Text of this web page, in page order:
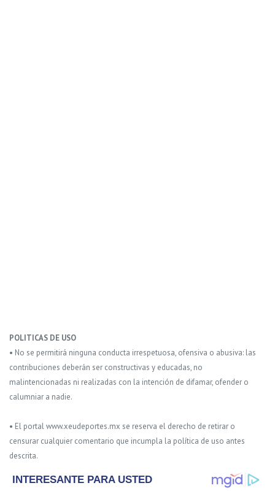
POLITICAS DE USO
• No se permitirá ninguna conducta irrespetuosa, ofensiva o abusiva: las
contribuciones deberán ser constructivas y educadas, no
malintencionadas ni realizadas con la intención de difamar, ofender o
calumniar a nadie.
• El portal www.xeudeportes.mx se reserva el derecho de retirar o
censurar cualquier comentario que incumpla la política de uso antes
descrita.